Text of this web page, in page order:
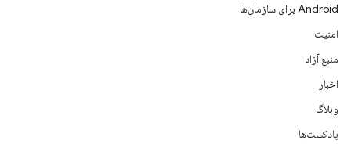
Android برای سازمان‌ها
امنیت
منبع آزاد
اخبار
وبلاگ
پادکست‌ها